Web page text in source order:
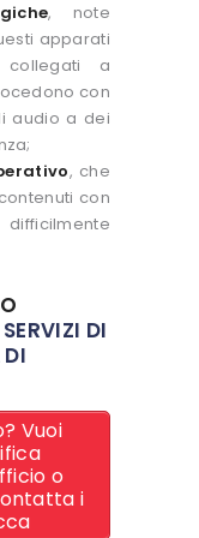
, note
apparati
collegati a
con
audio a dei
, che
con
DI
Vuoi
o
i